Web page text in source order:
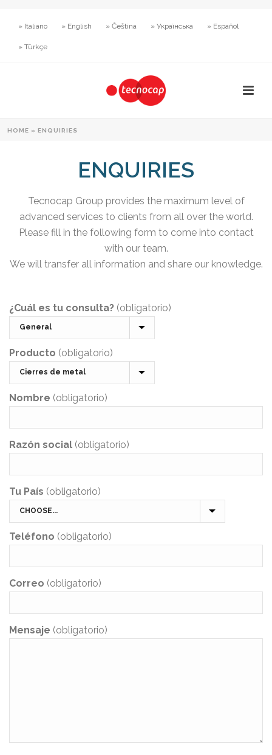
» Italiano » English » Čeština » Українська » Español
» Türkçe
HOME » ENQUIRIES
ENQUIRIES
Tecnocap Group provides the maximum level of
advanced services to clients from all over the world.
Please fill in the following form to come into contact
with our team.
We will transfer all information and share our knowledge.
¿Cuál es tu consulta? (obligatorio)
Producto (obligatorio)
Nombre (obligatorio)
Razón social (obligatorio)
Tu País (obligatorio)
Teléfono (obligatorio)
Correo (obligatorio)
Mensaje (obligatorio)